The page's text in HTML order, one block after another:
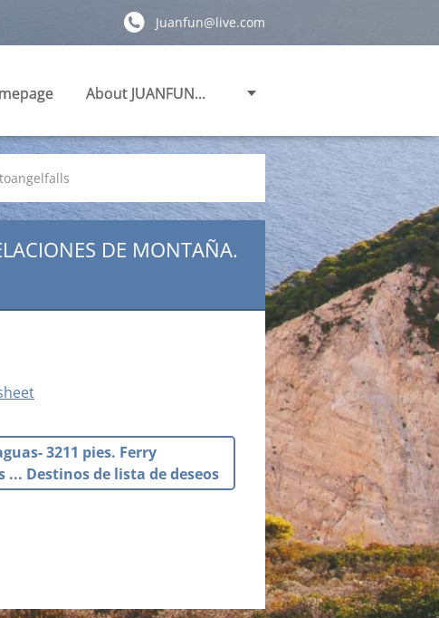
Juanfun@live.com
About JUANFUN...
DE MONTAÑA.
3211 pies. Ferry
Destinos de lista de deseos